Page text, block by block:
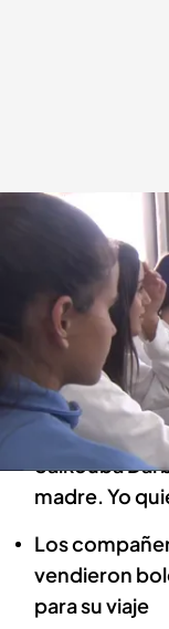
Así fue la sorpresa que
Redacción
19 JUN 2024 -
Saikouba
desde
familia
Saikouba
madre. Yo
Los
vendieron
para su viaje